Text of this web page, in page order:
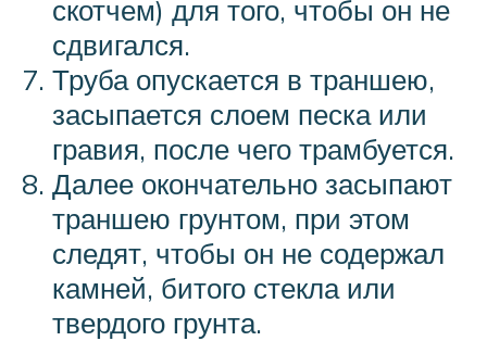
скотчем) для того, чтобы он не
сдвигался.
Труба опускается в траншею,
засыпается слоем песка или
гравия, после чего трамбуется.
Далее окончательно засыпают
траншею грунтом, при этом
следят, чтобы он не содержал
камней, битого стекла или
твердого грунта.